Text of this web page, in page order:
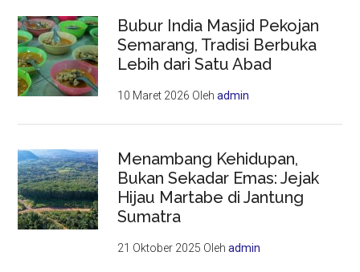
Bubur India Masjid Pekojan
Semarang, Tradisi Berbuka
Lebih dari Satu Abad
10 Maret 2026 Olehadmin
Menambang Kehidupan,
Bukan Sekadar Emas: Jejak
Hijau Martabe di Jantung
Sumatra
21 Oktober 2025 Olehadmin